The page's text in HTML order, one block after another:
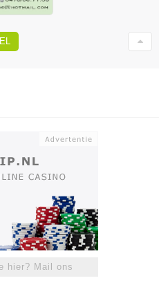
hier? Mail ons